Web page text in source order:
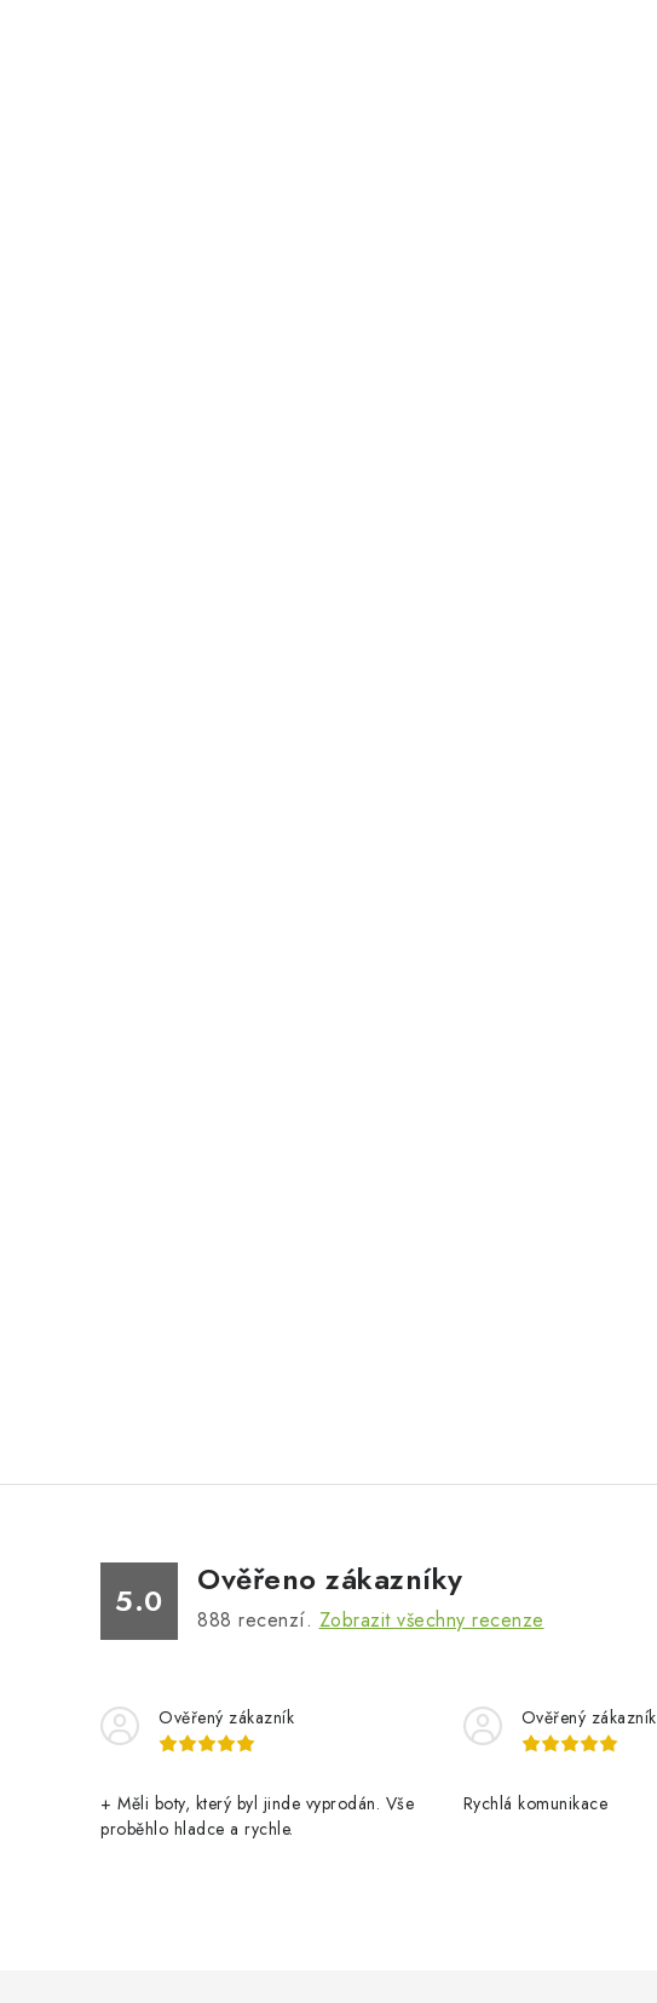
5.0
Ověřeno zákazníky
888 recenzí. Zobrazit všechny recenze
Ověřený zákazník
+ Měli boty, který byl jinde vyprodán. Vše
proběhlo hladce a rychle.
Ověřený zákazník
Rychlá komunikace